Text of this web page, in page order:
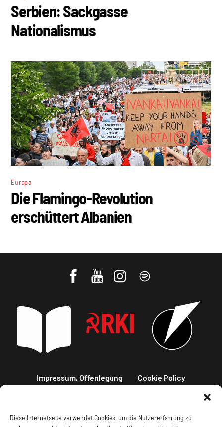
Diese Internetseite verwendet Cookies, um die Nutzererfahrung zu
Serbien: Sackgasse
Nationalismus
Europa
Die Flamingo-Revolution
erschüttert Albanien
Impressum, Offenlegung Cookie Policy